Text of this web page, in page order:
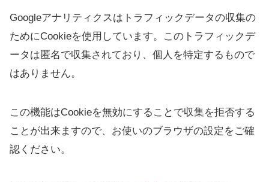
Googleアナリティクスはトラフィックデータの収集の
ためにCookieを使用しています。このトラフィックデ
ータは匿名で収集されており、個人を特定するもので
はありません。
この機能はCookieを無効にすることで収集を拒否する
ことが出来ますので、お使いのブラウザの設定をご確
認ください。